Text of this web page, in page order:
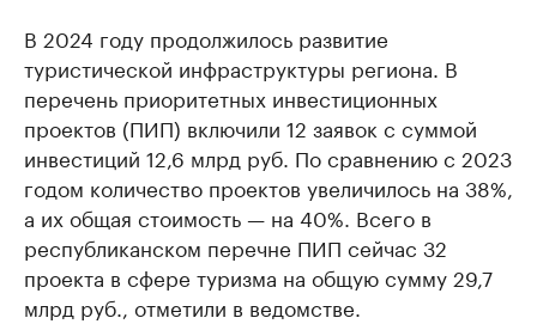
В 2024 году продолжилось развитие
туристической инфраструктуры региона. В
перечень приоритетных инвестиционных
проектов (ПИП) включили 12 заявок с суммой
инвестиций 12,6 млрд руб. По сравнению с 2023
годом количество проектов увеличилось на 38%,
а их общая стоимость — на 40%. Всего в
республиканском перечне ПИП сейчас 32
проекта в сфере туризма на общую сумму 29,7
млрд руб., отметили в ведомстве.